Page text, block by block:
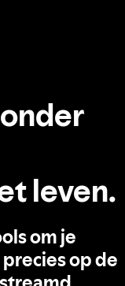
leven.
om je
op de